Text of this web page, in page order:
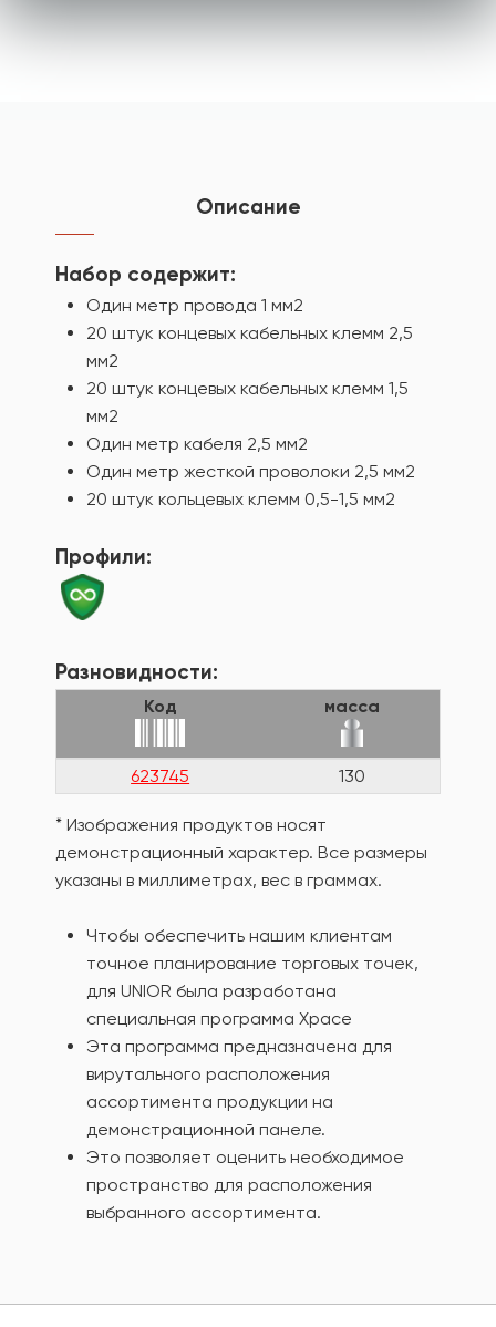
Описание
Набор содержит:
Один метр провода 1 мм2
20 штук концевых кабельных клемм 2,5
мм2
20 штук концевых кабельных клемм 1,5
мм2
Один метр кабеля 2,5 мм2
Один метр жесткой проволоки 2,5 мм2
20 штук кольцевых клемм 0,5-1,5 мм2
Профили:
Разновидности:
Код масса
623745 130
* Изображения продуктов носят
демонстрационный характер. Все размеры
указаны в миллиметрах, вес в граммах.
Чтобы обеспечить нашим клиентам
точное планирование торговых точек,
для UNIOR была разработана
специальная программа Xpace
Эта программа предназначена для
вирутального расположения
ассортимента продукции на
демонстрационной панеле.
Это позволяет оценить необходимое
пространство для расположения
выбранного ассортимента.